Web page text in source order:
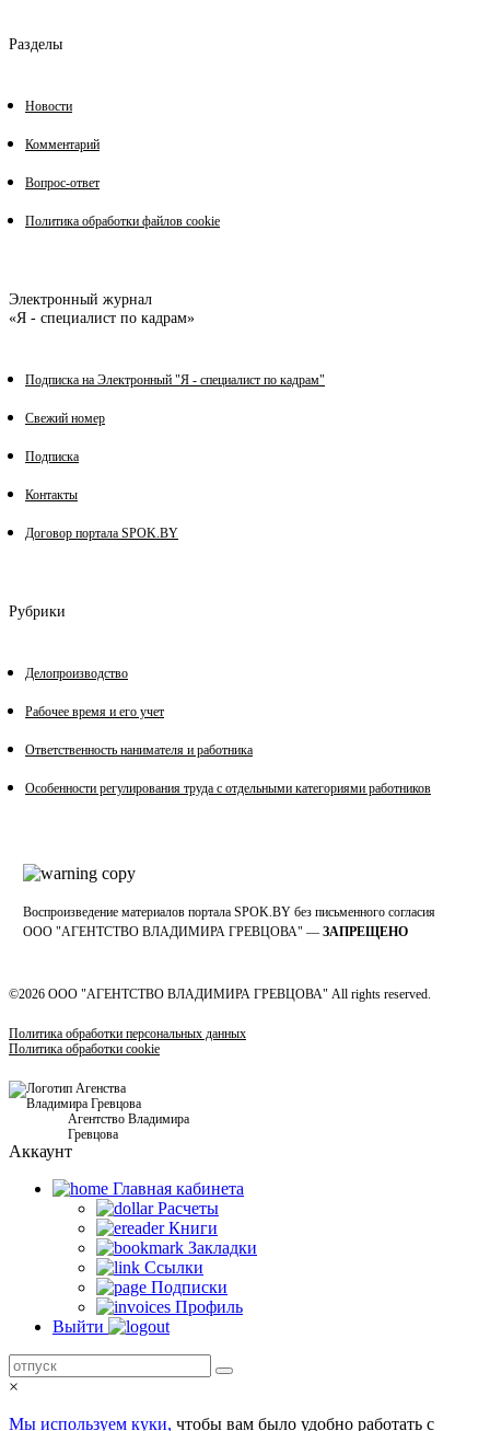
Разделы
Новости
Комментарий
Вопрос-ответ
Политика обработки файлов cookie
Электронный журнал
«Я - специалист по кадрам»
Подписка на Электронный "Я - специалист по кадрам"
Свежий номер
Подписка
Контакты
Договор портала SPOK.BY
Рубрики
Делопроизводство
Рабочее время и его учет
Ответственность нанимателя и работника
Особенности регулирования труда с отдельными категориями работников
Воспроизведение материалов портала SPOK.BY без письменного согласия
OOO "АГЕНТСТВО ВЛАДИМИРА ГРЕВЦОВА" — ЗАПРЕЩЕНО
©2026 ООО "АГЕНТСТВО ВЛАДИМИРА ГРЕВЦОВА" All rights reserved.
Политика обработки персональных данных
Политика обработки cookie
Агентство Владимира
Гревцова
Аккаунт
Главная кабинетa
Расчеты
Книги
Закладки
Ссылки
Подписки
Профиль
Выйти
×
Мы используем куки, чтобы вам было удобно работать с